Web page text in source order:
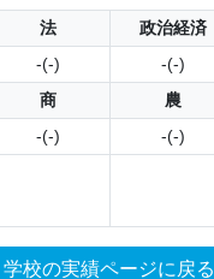
法 政治経済
-(-) -(-)
商 農
-(-) -(-)
学校の実績ページに戻る